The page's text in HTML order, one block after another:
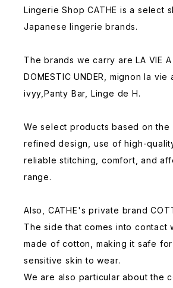
Lingerie Shop CATHE is a select
Japanese lingerie brands.
The brands we carry are LA VIE A
DOMESTIC UNDER, mignon la vie
ivyy,Panty Bar, Linge de H.
We select products based on
refined design, use of high-
reliable stitching, comfort, and
range.
Also, CATHE's private brand
The side that comes into contact
made of cotton, making it safe
sensitive skin to wear.
We are also particular about the